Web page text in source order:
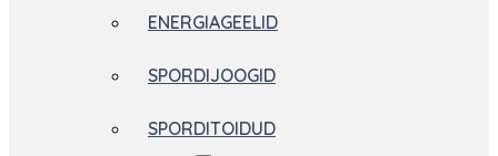
ENERGIAGEELID
SPORDIJOOGID
SPORDITOIDUD